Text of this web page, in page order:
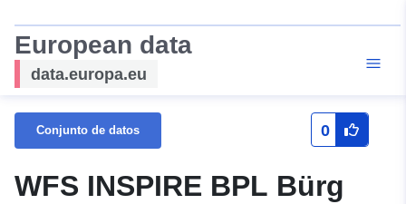
European data
data.europa.eu
Conjunto de datos 0
WFS INSPIRE BPL Bürg